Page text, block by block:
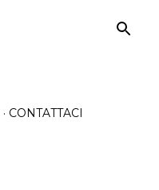
CONTATTACI